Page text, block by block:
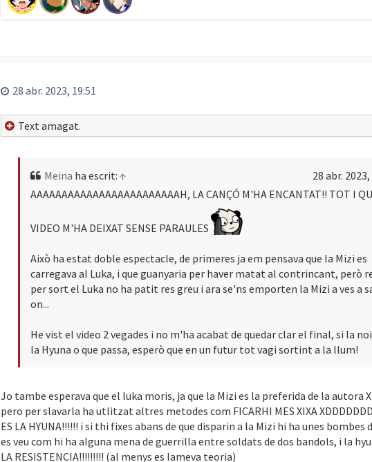
28 abr. 2023, 19:51
Text amagat.
Meina ha escrit: ↑
28 abr. 2023,
AAAAAAAAAAAAAAAAAAAAAAAAH, LA CANÇÓ M'HA ENCANTAT!! TOT I
VIDEO M'HA DEIXAT SENSE PARAULES
Això ha estat doble espectacle, de primeres ja em pensava que la Mizi es
carregava al Luka, i que guanyaria per haver matat al contrincant, però
per sort el Luka no ha patit res greu i ara se'ns emporten la Mizi a ves a
on...
He vist el video 2 vegades i no m'ha acabat de quedar clar el final, si la
la Hyuna o que passa, esperò que en un futur tot vagi sortint a la llum!
Jo tambe esperava que el luka moris, ja que la Mizi es la preferida de la autora
pero per slavarla ha utlitzat altres metodes com FICARHI MES XIXA
ES LA HYUNA!!!!!! i si thi fixes abans de que disparin a la Mizi hi ha unes bombes
es veu com hi ha alguna mena de guerrilla entre soldats de dos bandols, i la
LA RESISTENCIA!!!!!!!!! (al menys es lameva teoria)